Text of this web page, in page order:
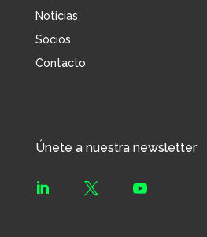
Noticias
Socios
Contacto
Únete a nuestra newsletter
  